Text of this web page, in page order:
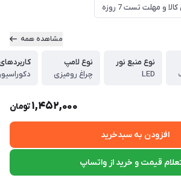
و مهلت تست 7 روزه
مشاهده همه
نوع منبع نور
LED
نوع لامپ
چراغ رومیزی
1,452,000تومان
افزودن به سبدخرید
قیمت و خرید از واتساپ